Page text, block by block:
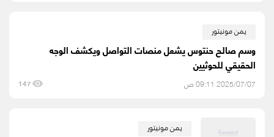
يمن مونيتور
وسم صالح حنتوس يشعل منصات التواصل ويكشف الوجه
الحقيقي للحوثيين
2025/07/07 09:11 ص 147
يمن مونيتور